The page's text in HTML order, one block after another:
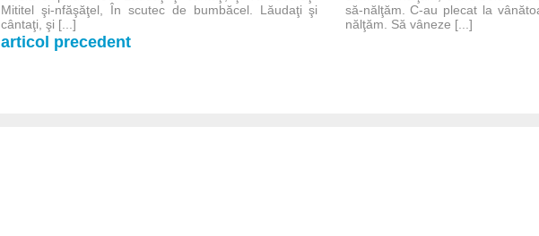
Mititel şi-nfăşăţel, În scutec de bumbăcel. Lăudaţi şi
cântaţi, şi [...]
articol precedent
să-nălţăm. C-au plecat la
nălţăm. Să vâneze [...]